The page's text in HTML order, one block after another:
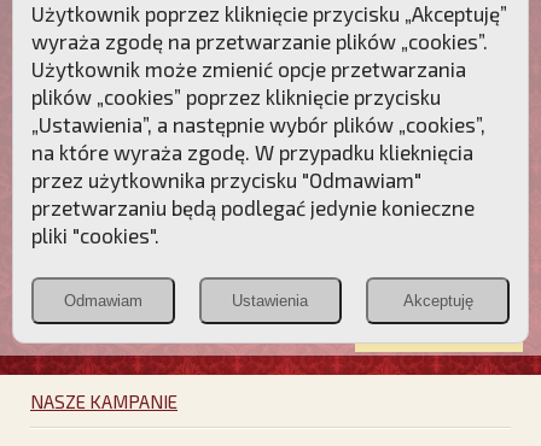
Przebudźmy sumienia Polaków!
Polonia
Christiana
PCh24.pl
Przymierze
POZNAJ APOSTOLAT FATIMY WESPRZYJ
NAS
NASZE KAMPANIE
Użytkownik poprzez kliknięcie przycisku „Akceptuję”
wyraża zgodę na przetwarzanie plików „cookies”.
Użytkownik może zmienić opcje przetwarzania
plików „cookies” poprzez kliknięcie przycisku
„Ustawienia”, a następnie wybór plików „cookies”,
na które wyraża zgodę. W przypadku klieknięcia
przez użytkownika przycisku "Odmawiam"
przetwarzaniu będą podlegać jedynie konieczne
pliki "cookies".
Odmawiam Ustawienia Akceptuję